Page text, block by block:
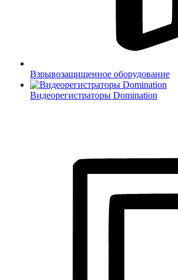
Взрывозащищенное оборудование
Видеорегистраторы Domination